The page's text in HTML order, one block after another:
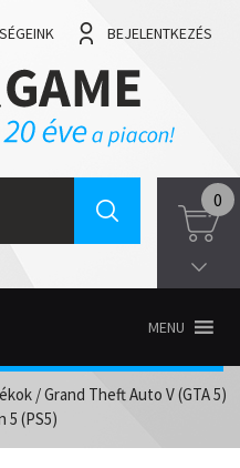
BEJELENTKEZÉS
0
MENU
/ Grand Theft Auto V (GTA 5)
5 (PS5)